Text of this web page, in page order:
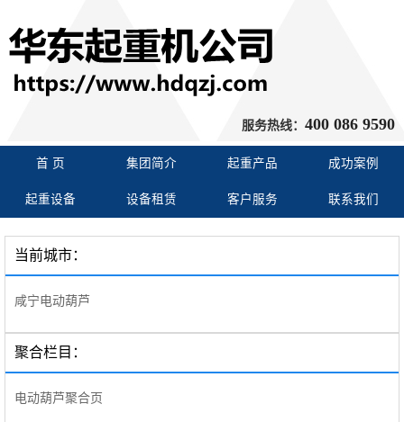
服务热线： 400 086 9590
首 页 集团简介 起重产品 成功案例
起重设备 设备租赁 客户服务 联系我们
当前城市：
咸宁电动葫芦
聚合栏目：
电动葫芦聚合页